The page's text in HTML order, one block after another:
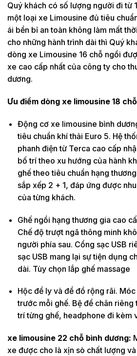
Quý khách có số lượng người đi từ
một loại xe Limousine đủ tiêu
ái bền bỉ an toàn không làm mất
cho những hành trình dài thì Quý
dòng xe Limousine 16 chỗ ngồi
xe cao cấp nhất của công ty cho
dương.
Ưu điểm dòng xe limousine 18
Động cơ xe limousine bình
tiêu chuẩn khí thải Euro 5. Hệ
phanh điện từ Terca cao cấp
bố trí theo xu hướng của hành
ghế theo tiêu chuẩn hạng
sắp xếp 2 + 1, đáp ứng được
của từng khách.
Ghế ngồi hạng thương gia cao
Chế độ trượt ngã thông minh
người phía sau. Cổng sạc USB
sạc USB mang lại sự tiện dụng
dài. Tùy chọn lắp ghế massage
Hộc để ly và để đồ rộng rãi.
trước mỗi ghế. Bệ để chân riêng
trí từng ghế, headphone đi kèm
xe limousine 22 chỗ bình dương:
xe được cho là xịn sò chất lượng